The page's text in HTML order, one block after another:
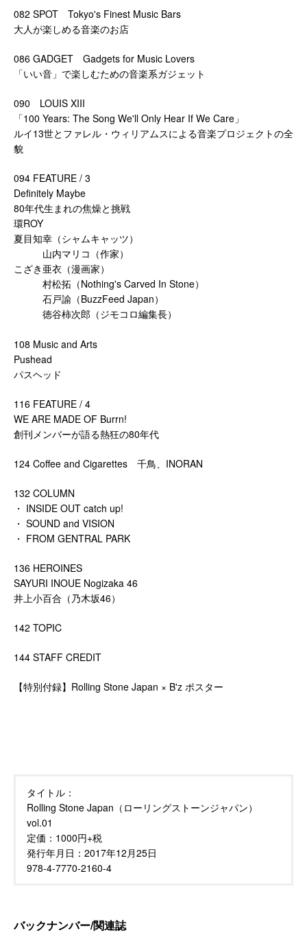
082 SPOT Tokyo's Finest Music Bars
大人が楽しめる音楽のお店
086 GADGET Gadgets for Music Lovers
「いい音」で楽しむための音楽系ガジェット
090 LOUIS XIII
「100 Years: The Song We'll Only Hear If We Care」
ルイ13世とファレル・ウィリアムスによる音楽プロジェクトの全
貌
094 FEATURE / 3
Definitely Maybe
80年代生まれの焦燥と挑戦
環ROY
夏目知幸（シャムキャッツ）
山内マリコ（作家）
こざき亜衣（漫画家）
村松拓（Nothing's Carved In Stone）
石戸諭（BuzzFeed Japan）
徳谷柿次郎（ジモコロ編集長）
108 Music and Arts
Pushead
パスヘッド
116 FEATURE / 4
WE ARE MADE OF Burrn!
創刊メンバーが語る熱狂の80年代
124 Coffee and Cigarettes 千鳥、INORAN
132 COLUMN
・ INSIDE OUT catch up!
・ SOUND and VISION
・ FROM GENTRAL PARK
136 HEROINES
SAYURI INOUE Nogizaka 46
井上小百合（乃木坂46）
142 TOPIC
144 STAFF CREDIT
【特別付録】Rolling Stone Japan × B'z ポスター
タイトル：
Rolling Stone Japan（ローリングストーンジャパン）
vol.01
定価： 1000円+税
発行年月日： 2017年12月25日
978-4-7770-2160-4
バックナンバー/関連誌